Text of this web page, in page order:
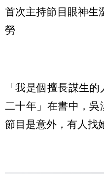
首次主持節目眼神生
勞
「我是個擅長謀生
二十年」在書中，
節目是意外，有人找